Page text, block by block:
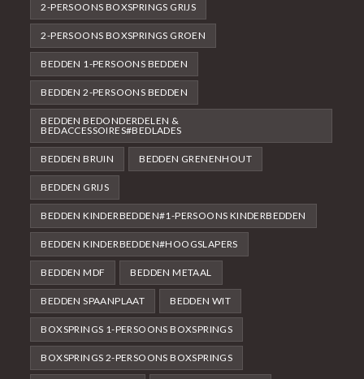
2-PERSOONS BOXSPRINGS GRIJS
2-PERSOONS BOXSPRINGS GROEN
BEDDEN 1-PERSOONS BEDDEN
BEDDEN 2-PERSOONS BEDDEN
BEDDEN BEDONDERDELEN &
BEDACCESSOIRES#BEDLADES
BEDDEN BRUIN BEDDEN GRENENHOUT
BEDDEN GRIJS
BEDDEN KINDERBEDDEN#1-PERSOONS KINDERBEDDEN
BEDDEN KINDERBEDDEN#HOOGSLAPERS
BEDDEN MDF BEDDEN METAAL
BEDDEN SPAANPLAAT BEDDEN WIT
BOXSPRINGS 1-PERSOONS BOXSPRINGS
BOXSPRINGS 2-PERSOONS BOXSPRINGS